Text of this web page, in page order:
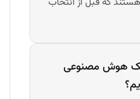
هوش مصنوعی